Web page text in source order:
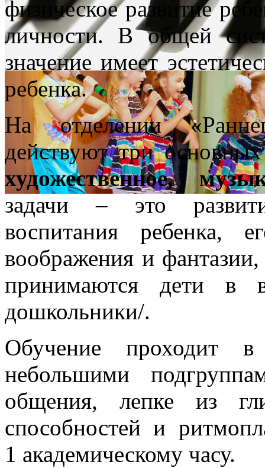
физическое развитие
личности. В общей
значение имеет
ребенка.
На отделении
действуют три
художественное,
задачи – это
воспитания ребенка,
воображения и
принимаются дети
дошкольники/.
Обучение проходит
небольшими
общения, лепке из
способностей и
1 академическому часу.